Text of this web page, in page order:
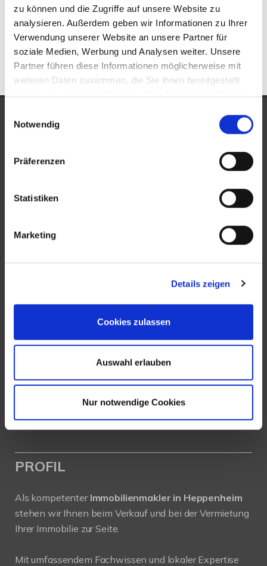
zu können und die Zugriffe auf unsere Website zu
analysieren. Außerdem geben wir Informationen zu Ihrer
Verwendung unserer Website an unsere Partner für
soziale Medien, Werbung und Analysen weiter. Unsere
Partner führen diese Informationen möglicherweise mit
weiteren Daten zusammen, die Sie ihnen bereitgestellt
haben oder die sie im Rahmen Ihrer Nutzung der Dienste
Notwendig
Präferenzen
Statistiken
Marketing
Details zeigen
Cookies zulassen
Auswahl erlauben
Nur notwendige Cookies
Alsbach-Hähnlein
Wohnung Alsbach-Hähnlein
kaufen
Alsbach-Hähnlein
Immobilie Alsbach-Hähnlein
Immobilien
Alsbach-Hähnlein
Immobilienkauf Alsbach-Hähnlein
UNSERE AUSZEICHNUNGEN
64646 Heppenheim
+49 6252-305 89 41
Fax: +49 6252-305 89 42
info@new-place-immobilien.com
Web:www.new-place-immobilien.com
PROFIL
Als kompetenter Immobilienmakler in Heppenheim
stehen wir Ihnen beim Verkauf und bei der Vermietung
Ihrer Immobilie zur Seite.
Mit umfassendem Fachwissen und lokaler Expertise